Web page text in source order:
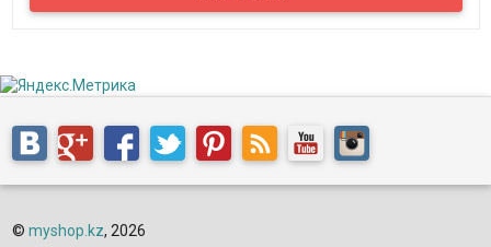
Новинка! Панорамный комплект видеонаблюдения на 2 камеры!
как минимум 2 обычные камеры. Пример изображения с камеры
можно увидеть на фото к товару.
© myshop.kz, 2026